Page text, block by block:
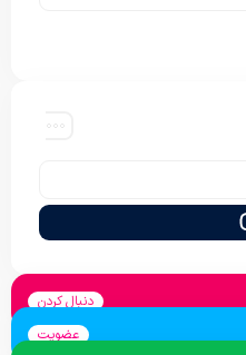
دنبال کردن
عضویت